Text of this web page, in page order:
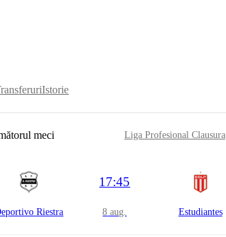
Istorie
meci Liga Profesional Clausura
Riestra
17:45
8 aug. Estudiantes